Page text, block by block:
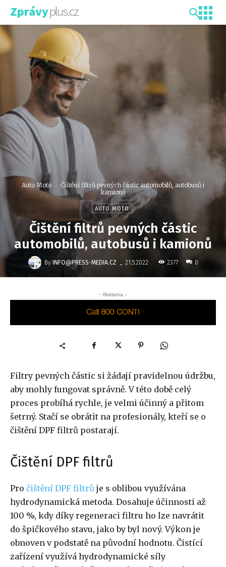
Zprávyplus.cz
Auto Moto
Čištění filtrů pevných částic automobilů, autobusů i
kamionů
AUTO MOTO
Čištění filtrů pevných částic
automobilů, autobusů i kamionů
By INFO@PRESS-MEDIA.CZ - 21.5.2022 2377 0
- Reklama -
Filtry pevných částic si žádají pravidelnou údržbu,
aby mohly fungovat správně. V této době celý
proces probíhá rychle, je velmi účinný a přitom
šetrný. Stačí se obrátit na profesionály, kteří se o
čištění DPF filtrů postarají.
Čištění DPF filtrů
Pro čištění DPF filtrů je s oblibou využívána
hydrodynamická metoda. Dosahuje účinnosti až
100 %, kdy díky regeneraci filtru ho lze navrátit
do špičkového stavu, jako by byl nový. Výkon je
obnoven v podstatě na původní hodnotu. Čistící
zařízení využívá hydrodynamické síly